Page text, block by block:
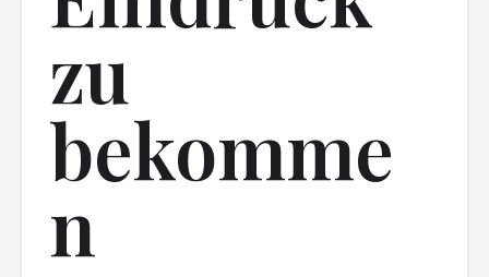
zu
bekomme
n